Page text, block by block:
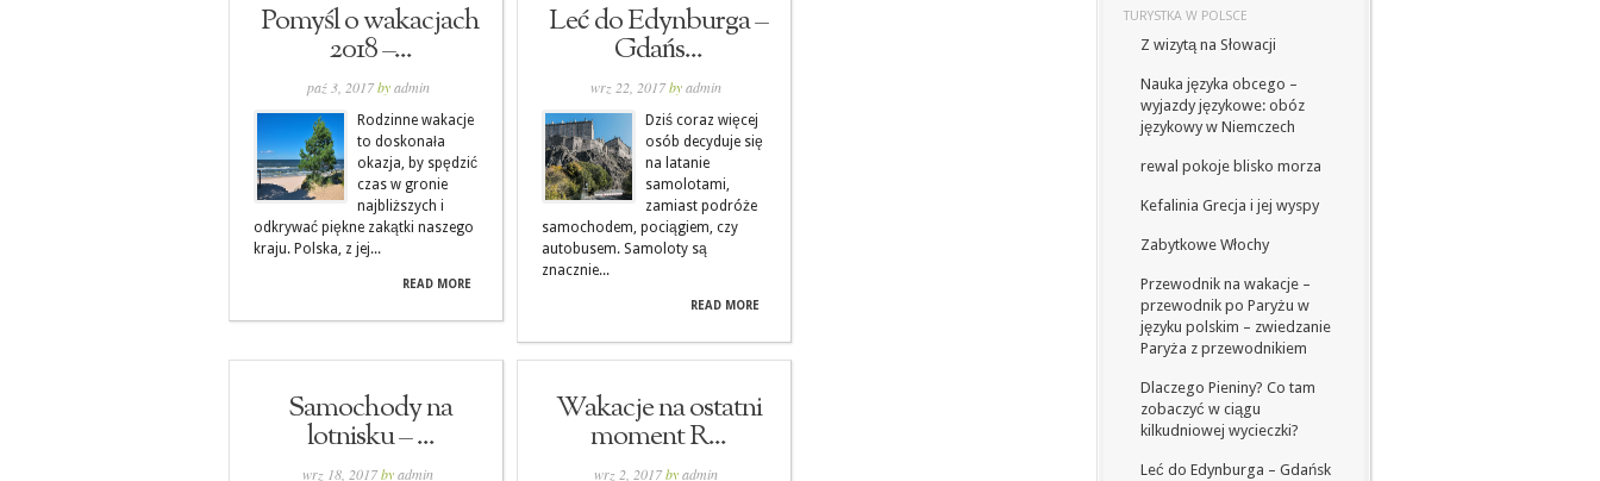
Pomyśl o wakacjach
2018 –...
paź 3, 2017by admin
Rodzinne wakacje
to doskonała
okazja, by spędzić
czas w gronie
najbliższych i
odkrywać piękne zakątki naszego
kraju. Polska, z jej...
READ MORE
Leć do Edynburga –
Gdańs...
wrz 22, 2017byadmin
Dziś coraz więcej
osób decyduje się
na latanie
samolotami,
zamiast podróże
samochodem, pociągiem, czy
autobusem. Samoloty są
znacznie...
READ MORE
Samochody na
lotnisku – ...
wrz 18, 2017byadmin
Wakacje na ostatni
moment R...
wrz 2, 2017byadmin
TURYSTKA W POLSCE
Z wizytą na Słowacji
Nauka języka obcego –
wyjazdy językowe: obóz
językowy w Niemczech
rewal pokoje blisko morza
Kefalinia Grecja i jej wyspy
Zabytkowe Włochy
Przewodnik na wakacje –
przewodnik po Paryżu w
języku polskim – zwiedzanie
Paryża z przewodnikiem
Dlaczego Pieniny? Co tam
zobaczyć w ciągu
kilkudniowej wycieczki?
Leć do Edynburga – Gdańsk